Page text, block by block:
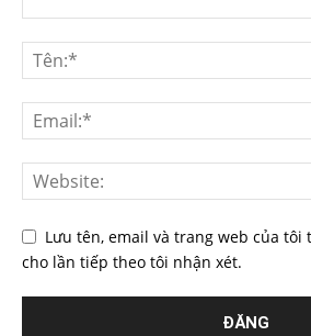
Lưu tên, email và trang web của
cho lần tiếp theo tôi nhận xét.